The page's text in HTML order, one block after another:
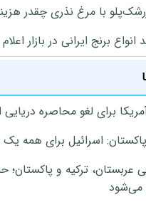
با مرغ نذری چقدر
برنج ایرانی در بازار اعلام شد 1405/
برای لغو محاصره دریایی
پاکستان: اسرائیل برای همه
عربستان، ترکیه و
می‌شود